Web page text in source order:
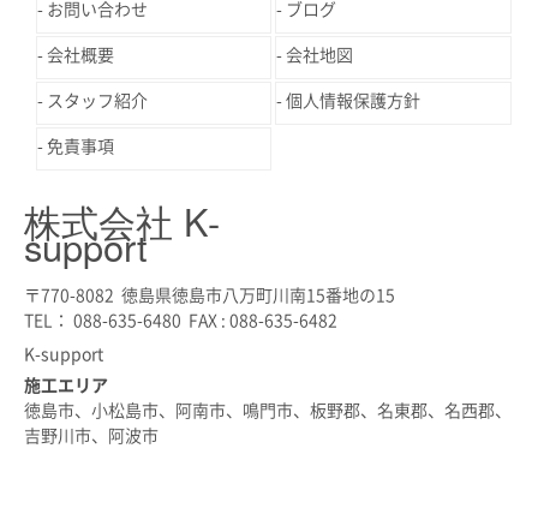
お問い合わせ ブログ
会社概要 会社地図
スタッフ紹介 個人情報保護方針
免責事項
株式会社 K-
support
〒770-8082 徳島県徳島市八万町川南15番地の15
TEL： 088-635-6480 FAX : 088-635-6482
K-support
施工エリア
徳島市、小松島市、阿南市、鳴門市、板野郡、名東郡、名西郡、
吉野川市、阿波市